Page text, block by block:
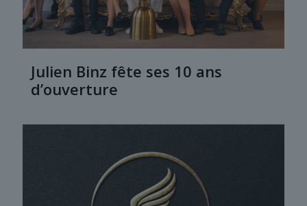
Julien Binz fête ses 10 ans
d’ouverture